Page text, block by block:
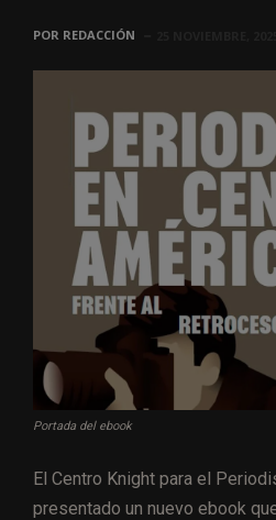
POR REDACCIÓN
Portada del ebook
El Centro Knight para el
presentado un nuevo ebook